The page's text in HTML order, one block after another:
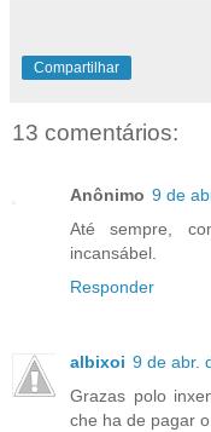
Compartilhar
13 comentários:
Anônimo 9 de
Até sempre,
incansábel.
Responder
albixoi 9 de abr.
Grazas polo
che ha de pagar o